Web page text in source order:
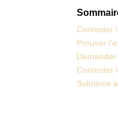
Contester
Prouver
Contester
Solutions